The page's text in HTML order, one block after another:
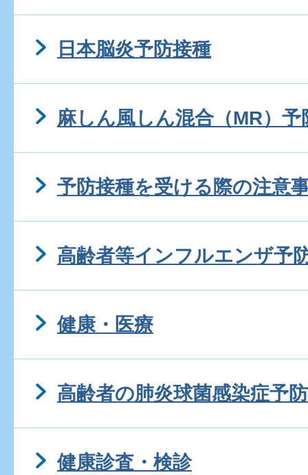
日本脳炎予防接種
麻しん風しん混合（MR）予
予防接種を受ける際の注意
高齢者等インフルエンザ予
健康・医療
高齢者の肺炎球菌感染症予
健康診査・検診